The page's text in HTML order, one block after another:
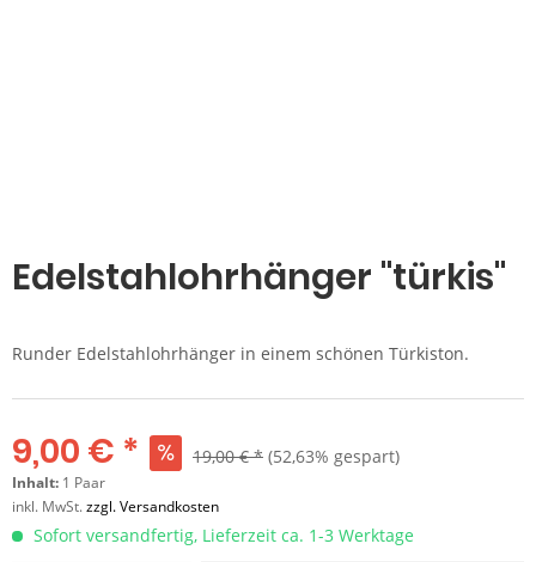
Edelstahlohrhänger "türkis"
Runder Edelstahlohrhänger in einem schönen Türkiston.
9,00 € * 19,00 € * (52,63% gespart)
Inhalt: 1 Paar
inkl. MwSt.zzgl. Versandkosten
Sofort versandfertig, Lieferzeit ca. 1-3 Werktage